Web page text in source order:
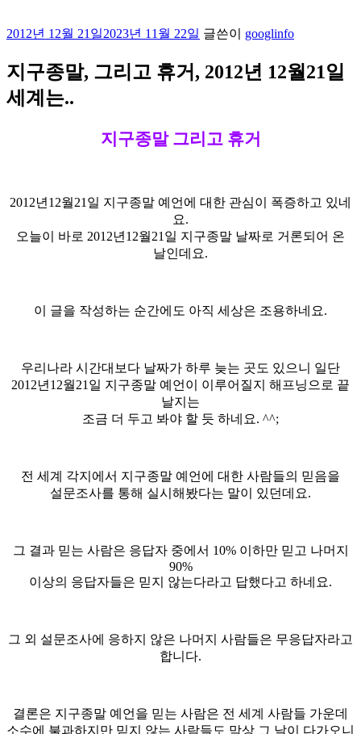
작
일
2012년 12월 21일2023년 11월 22일 글쓴이 googlinfo
지구종말, 그리고 휴거, 2012년 12월21일
세계는..
지구종말 그리고 휴거
2012년12월21일 지구종말 예언에 대한 관심이 폭증하고 있네
요.
오늘이 바로 2012년12월21일 지구종말 날짜로 거론되어 온
날인데요.
이 글을 작성하는 순간에도 아직 세상은 조용하네요.
우리나라 시간대보다 날짜가 하루 늦는 곳도 있으니 일단
2012년12월21일 지구종말 예언이 이루어질지 해프닝으로 끝
날지는
조금 더 두고 봐야 할 듯 하네요. ^^;
전 세계 각지에서 지구종말 예언에 대한 사람들의 믿음을
설문조사를 통해 실시해봤다는 말이 있던데요.
그 결과 믿는 사람은 응답자 중에서 10% 이하만 믿고 나머지
90%
이상의 응답자들은 믿지 않는다라고 답했다고 하네요.
그 외 설문조사에 응하지 않은 나머지 사람들은 무응답자라고
합니다.
결론은 지구종말 예언을 믿는 사람은 전 세계 사람들 가운데
소수에 불과하지만 믿지 않는 사람들도 막상 그 날이 다가오니